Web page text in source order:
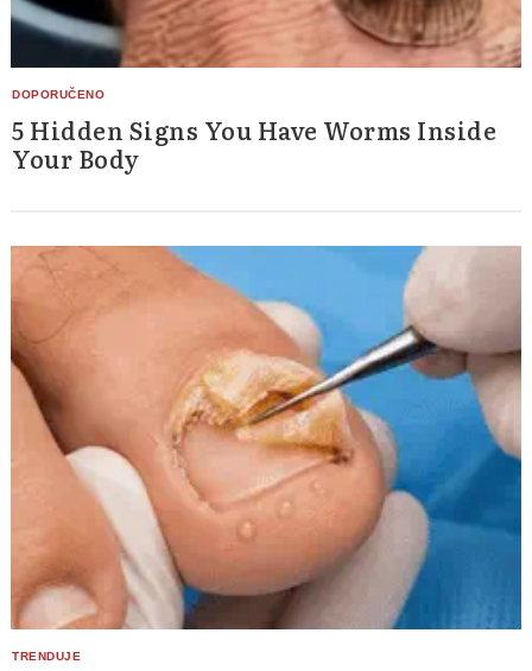
5 Hidden Signs You Have Worms Inside
Your Body